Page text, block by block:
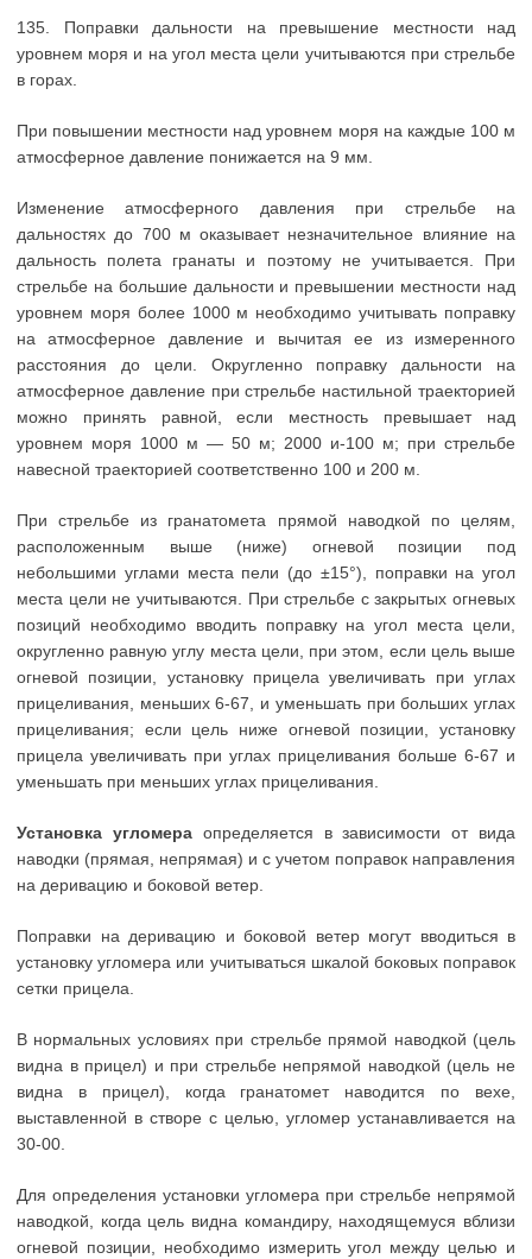
135. Поправки дальности на превышение местности над
уровнем моря и на угол места цели учитываются при стрельбе
в горах.
При повышении местности над уровнем моря на каждые 100 м
атмосферное давление понижается на 9 мм.
Изменение атмосферного давления при стрельбе на
дальностях до 700 м оказывает незначительное влияние на
дальность полета гранаты и поэтому не учитывается. При
стрельбе на большие дальности и превышении местности над
уровнем моря более 1000 м необходимо учитывать поправку
на атмосферное давление и вычитая ее из измеренного
расстояния до цели. Округленно поправку дальности на
атмосферное давление при стрельбе настильной траекторией
можно принять равной, если местность превышает над
уровнем моря 1000 м — 50 м; 2000 и-100 м; при стрельбе
навесной траекторией соответственно 100 и 200 м.
При стрельбе из гранатомета прямой наводкой по целям,
расположенным выше (ниже) огневой позиции под
небольшими углами места пели (до ±15°), поправки на угол
места цели не учитываются. При стрельбе с закрытых огневых
позиций необходимо вводить поправку на угол места цели,
округленно равную углу места цели, при этом, если цель выше
огневой позиции, установку прицела увеличивать при углах
прицеливания, меньших 6-67, и уменьшать при больших углах
прицеливания; если цель ниже огневой позиции, установку
прицела увеличивать при углах прицеливания больше 6-67 и
уменьшать при меньших углах прицеливания.
Установка угломераопределяется в зависимости от вида
наводки (прямая, непрямая) и с учетом поправок направления
на деривацию и боковой ветер.
Поправки на деривацию и боковой ветер могут вводиться в
установку угломера или учитываться шкалой боковых поправок
сетки прицела.
В нормальных условиях при стрельбе прямой наводкой (цель
видна в прицел) и при стрельбе непрямой наводкой (цель не
видна в прицел), когда гранатомет наводится по вехе,
выставленной в створе с целью, угломер устанавливается на
30-00.
Для определения установки угломера при стрельбе непрямой
наводкой, когда цель видна командиру, находящемуся вблизи
огневой позиции, необходимо измерить угол между целью и